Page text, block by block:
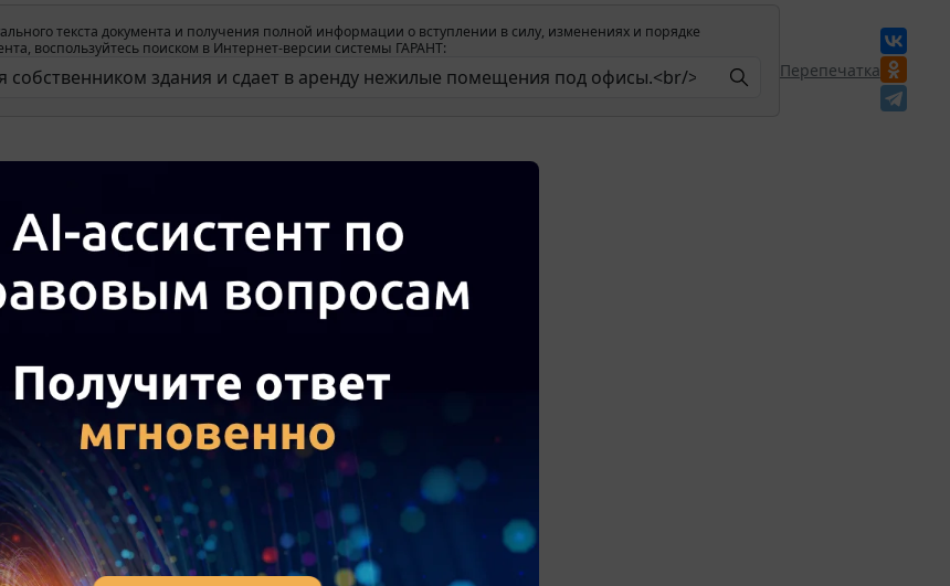
текста документа и получения полной информации о вступлении в силу, изменениях и порядке
воспользуйтесь поиском в Интернет-версии системы ГАРАНТ:
Перепечатка